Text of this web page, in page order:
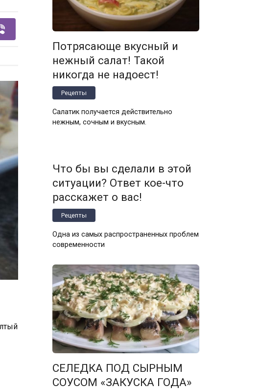
Потрясающе вкусный и
нежный салат! Такой
никогда не надоест!
Рецепты
Салатик получается действительно
нежным, сочным и вкусным.
Что бы вы сделали в этой
ситуации? Ответ кое-что
расскажет о вас!
Рецепты
Одна из самых распространенных проблем
современности
СЕЛЕДКА ПОД СЫРНЫМ
СОУСОМ «ЗАКУСКА ГОДА»